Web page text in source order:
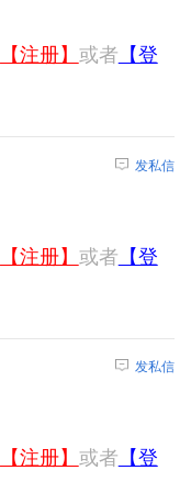
【注册】 或者 【登
发私信
【注册】 或者 【登
发私信
【注册】 或者 【登